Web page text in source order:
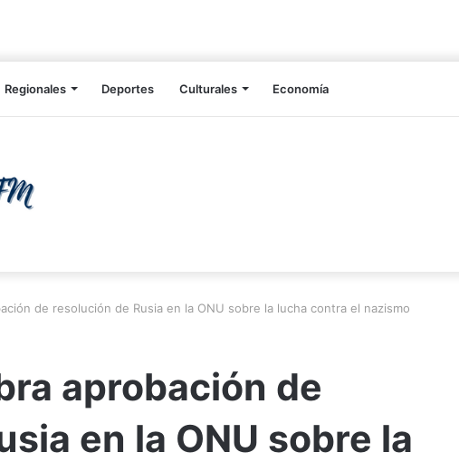
Regionales Deportes Culturales Economía
de resolución de Rusia en la ONU sobre la lucha contra el nazismo
aprobación de
en la ONU sobre la